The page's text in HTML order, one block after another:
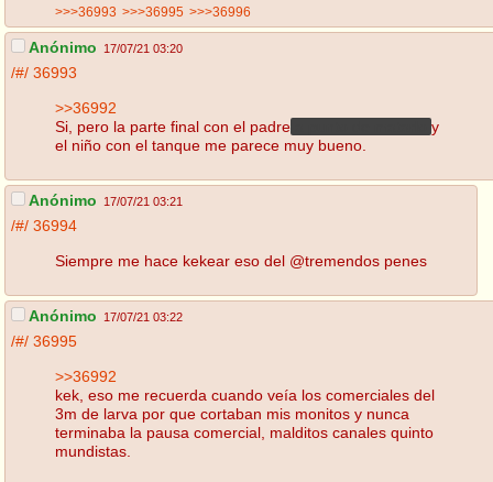
>>>36993 >>>36995 >>>36996
Anónimo 17/07/21 03:20
/#/ 36993
>>36992
Si, pero la parte final con el padre
y
el niño con el tanque me parece muy bueno.
Anónimo 17/07/21 03:21
/#/ 36994
Siempre me hace kekear eso del @tremendos penes
Anónimo 17/07/21 03:22
/#/ 36995
>>36992
kek, eso me recuerda cuando veía los comerciales del
3m de larva por que cortaban mis monitos y nunca
terminaba la pausa comercial, malditos canales quinto
mundistas.